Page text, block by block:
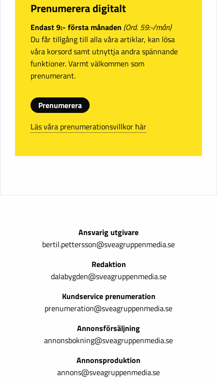
Prenumerera digitalt
Endast 9:- första månaden (Ord. 59:-/mån)
Du får tillgång till alla våra artiklar, kan lösa
våra korsord samt utnyttja andra spännande
funktioner. Varmt välkommen som
prenumerant.
Prenumerera
Läs våra prenumerationsvillkor här
Ansvarig utgivare
bertil.pettersson@sveagruppenmedia.se
Redaktion
dalabygden@sveagruppenmedia.se
Kundservice prenumeration
prenumeration@sveagruppenmedia.se
Annonsförsäljning
annonsbokning@sveagruppenmedia.se
Annonsproduktion
annons@sveagruppenmedia.se